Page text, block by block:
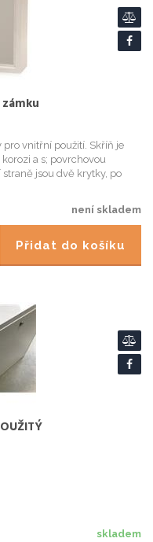
vnitřní použití. Skříň je
a s; povrchovou
jsou dvě krytky, po
není skladem
Přidat do košíku
skladem